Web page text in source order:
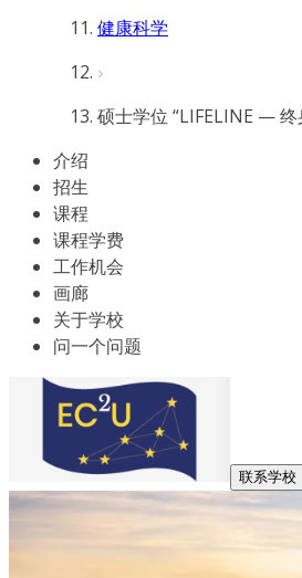
健康科学
硕士学位 “LIFELINE —
介绍
招生
课程
课程学费
工作机会
画廊
关于学校
问一个问题
联系学校